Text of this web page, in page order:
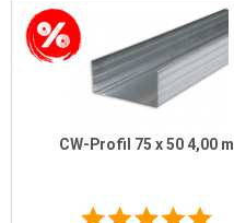
CW-Profil 75 x 50 4,00 m